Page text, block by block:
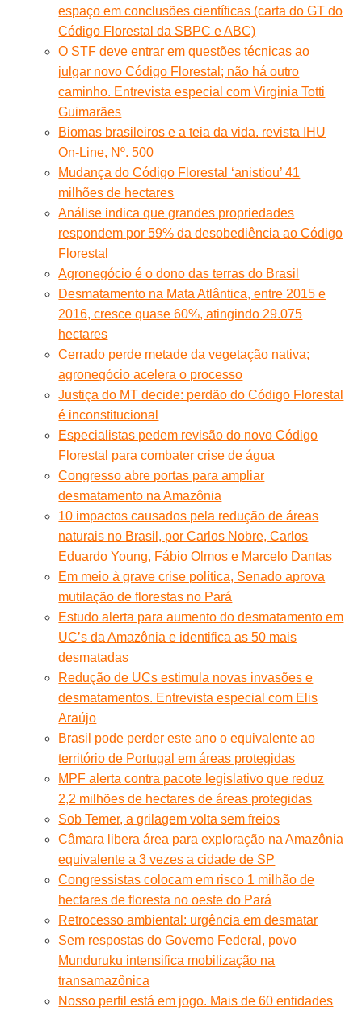
espaço em conclusões científicas (carta do GT do
Código Florestal da SBPC e ABC)
O STF deve entrar em questões técnicas ao
julgar novo Código Florestal; não há outro
caminho. Entrevista especial com Virginia Totti
Guimarães
Biomas brasileiros e a teia da vida. revista IHU
On-Line, Nº. 500
Mudança do Código Florestal ‘anistiou’ 41
milhões de hectares
Análise indica que grandes propriedades
respondem por 59% da desobediência ao Código
Florestal
Agronegócio é o dono das terras do Brasil
Desmatamento na Mata Atlântica, entre 2015 e
2016, cresce quase 60%, atingindo 29.075
hectares
Cerrado perde metade da vegetação nativa;
agronegócio acelera o processo
Justiça do MT decide: perdão do Código Florestal
é inconstitucional
Especialistas pedem revisão do novo Código
Florestal para combater crise de água
Congresso abre portas para ampliar
desmatamento na Amazônia
10 impactos causados pela redução de áreas
naturais no Brasil, por Carlos Nobre, Carlos
Eduardo Young, Fábio Olmos e Marcelo Dantas
Em meio à grave crise política, Senado aprova
mutilação de florestas no Pará
Estudo alerta para aumento do desmatamento em
UC’s da Amazônia e identifica as 50 mais
desmatadas
Redução de UCs estimula novas invasões e
desmatamentos. Entrevista especial com Elis
Araújo
Brasil pode perder este ano o equivalente ao
território de Portugal em áreas protegidas
MPF alerta contra pacote legislativo que reduz
2,2 milhões de hectares de áreas protegidas
Sob Temer, a grilagem volta sem freios
Câmara libera área para exploração na Amazônia
equivalente a 3 vezes a cidade de SP
Congressistas colocam em risco 1 milhão de
hectares de floresta no oeste do Pará
Retrocesso ambiental: urgência em desmatar
Sem respostas do Governo Federal, povo
Munduruku intensifica mobilização na
transamazônica
Nosso perfil está em jogo. Mais de 60 entidades